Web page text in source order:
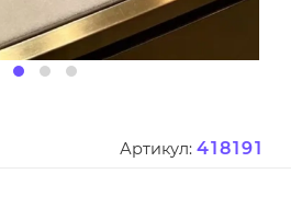
Артикул: 418191